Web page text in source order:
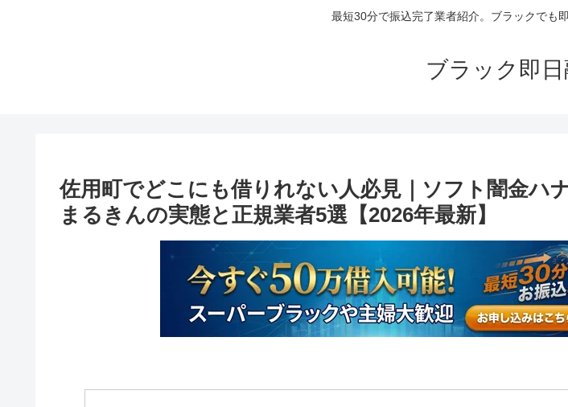
最短30分で振込完了業者紹介。ブラックでも
ブラック即
佐用町でどこにも借りれない人必見｜ソフト闇金ハ
まるきんの実態と正規業者5選【2026年最新】